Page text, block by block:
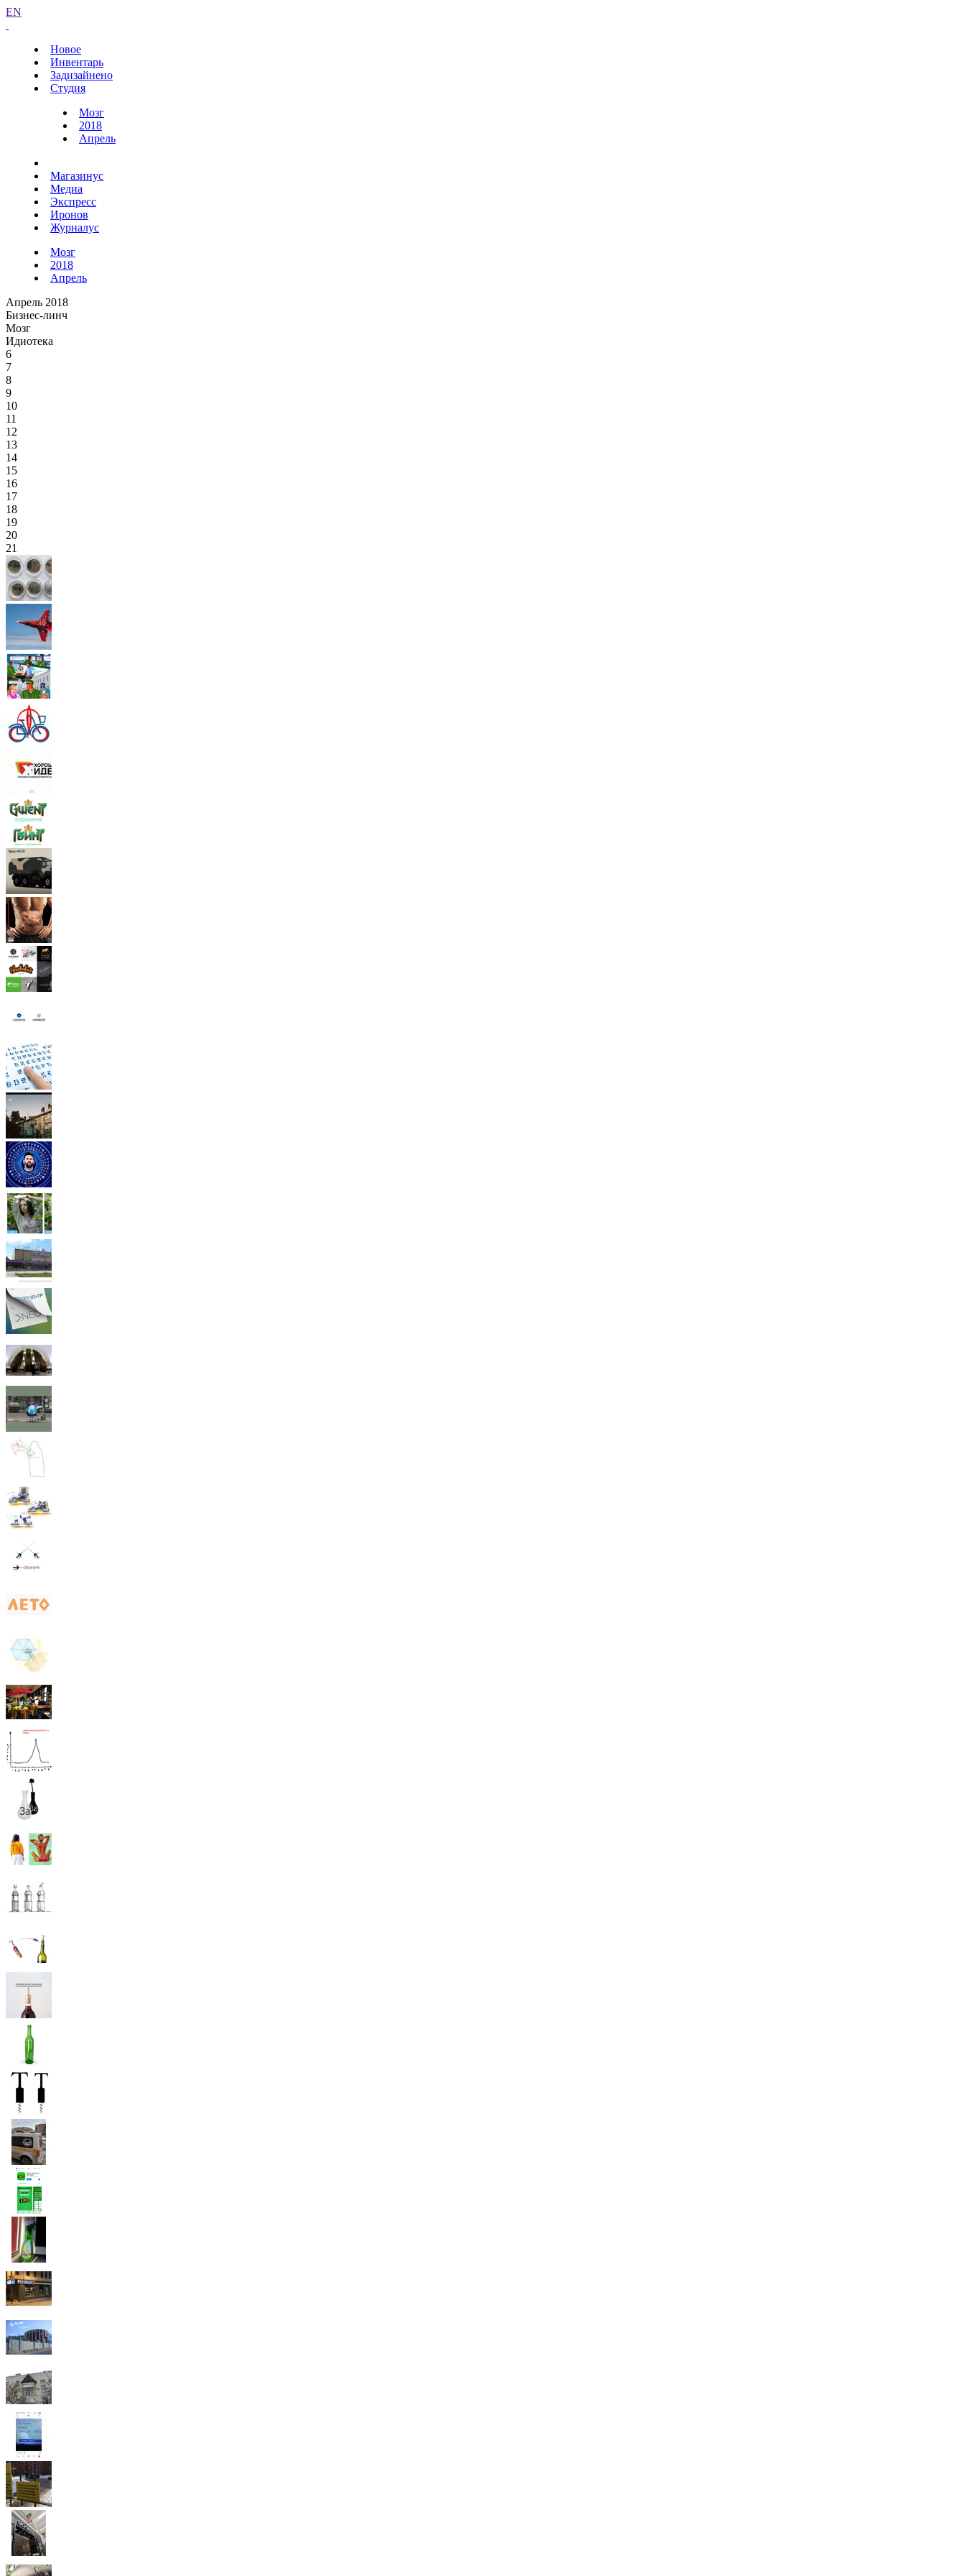
EN
Новое
Инвентарь
Задизайнено
Студия
Мозг
2018
Апрель
Магазинус
Медиа
Экспресс
Иронов
Журналус
Мозг
2018
Апрель
Апрель 2018
Бизнес-линч
Мозг
Идиотека
6
7
8
9
10
11
12
13
14
15
16
17
18
19
20
21